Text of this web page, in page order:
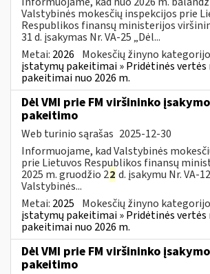
Valstybinės mokesčių inspekcijos prie
Respublikos finansų ministerijos
31 d. įsakymas Nr. VA-25 „Dėl...
Metai: 2026 Mokesčių žinyno
įstatymų pakeitimai » Pridėtinės vertės
pakeitimai nuo 2026 m.
Dėl VMI prie FM viršininko
pakeitimo
Web turinio sąrašas 2025-12-30
Informuojame, kad Valstybinės
prie Lietuvos Respublikos finansų
2025 m. gruodžio 22 d. įsakymu Nr. VA-
Valstybinės...
Metai: 2025 Mokesčių žinyno
įstatymų pakeitimai » Pridėtinės vertės
pakeitimai nuo 2026 m.
Dėl VMI prie FM viršininko
pakeitimo